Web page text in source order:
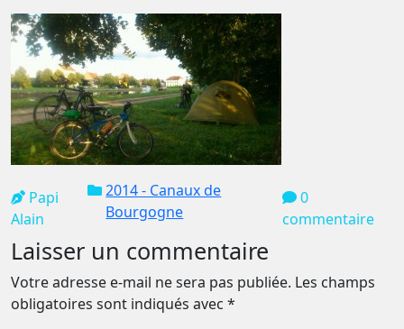
Papi
Alain
2014 - Canaux de
Bourgogne
0
commentaire
Laisser un commentaire
Votre adresse e-mail ne sera pas publiée. Les champs
obligatoires sont indiqués avec *